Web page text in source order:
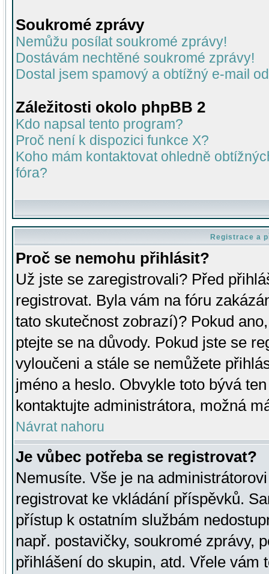
Soukromé zprávy
Nemůžu posílat soukromé zprávy!
Dostávám nechtěné soukromé zprávy!
Dostal jsem spamový a obtížný e-mail
Záležitosti okolo phpBB 2
Kdo napsal tento program?
Proč není k dispozici funkce X?
Koho mám kontaktovat ohledně
fóra?
Registrace a
Proč se nemohu přihlásit?
Už jste se zaregistrovali? Před
registrovat. Byla vám na fóru
tato skutečnost zobrazí)? Pokud
ptejte se na důvody. Pokud jste se
vyloučeni a stále se nemůžete
jméno a heslo. Obvykle toto bývá
kontaktujte administrátora, možná
Návrat nahoru
Je vůbec potřeba se registrovat?
Nemusíte. Vše je na
registrovat ke vkládání příspěvků.
přístup k ostatním službám
např. postavičky, soukromé zprávy,
přihlášení do skupin, atd. Vřele vám